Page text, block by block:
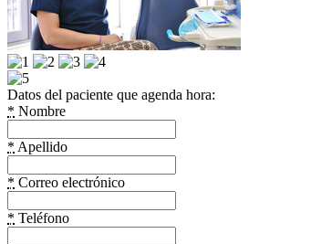
Datos del paciente que agenda hora:
* Nombre
* Apellido
* Correo electrónico
* Teléfono